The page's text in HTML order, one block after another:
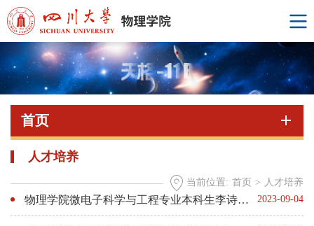
首页
人才培养
当前位置: 首页 > 人才培养
物理学院微电子科学与工程专业本科生李诗睿在APPLIED PHYSICS LETTERS期刊发表Feature Article文章 2023-09-04